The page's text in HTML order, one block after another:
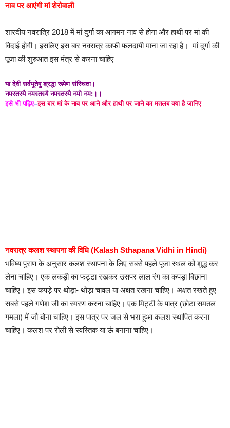
नाव पर आएंगी मां शेरोवाली
शारदीय नवरात्रि 2018 में मां दुर्गा का आगमन नाव से होगा और हाथी पर मां की
विदाई होगी। इसलिए इस बार नवरात्र काफी फलदायी माना जा रहा है। मां दुर्गा की
पूजा की शुरुआत इस मंत्र से करना चाहिए
या देवी सर्वभूतेषु श्रद्धा रूपेण संस्थिता।
नमस्तस्यै नमस्तस्यै नमस्तस्यै नमो नम:।।
इसे भी पढ़िए–इस बार मां के नाव पर आने और हाथी पर जाने का मतलब क्या है जानिए
नवरात्र कलश स्थापना की विधि (Kalash Sthapana Vidhi in Hindi)
भविष्य पुराण के अनुसार कलश स्थापना के लिए सबसे पहले पूजा स्थल को शुद्ध कर
लेना चाहिए। एक लकड़ी का फट्टा रखकर उसपर लाल रंग का कपड़ा बिछाना
चाहिए। इस कपड़े पर थोड़ा- थोड़ा चावल या अक्षत रखना चाहिए। अक्षत रखते हुए
सबसे पहले गणेश जी का स्मरण करना चाहिए। एक मिट्टी के पात्र (छोटा समतल
गमला) में जौ बोना चाहिए। इस पात्र पर जल से भरा हुआ कलश स्थापित करना
चाहिए। कलश पर रोली से स्वस्तिक या ऊं बनाना चाहिए।